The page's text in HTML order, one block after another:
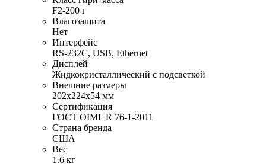
F2-200 г
Влагозащита
Нет
Интерфейс
RS-232C, USB, Ethernet
Дисплей
Жидкокристаллический с подсветкой
Внешние размеры
202х224х54 мм
Сертификация
ГОСТ OIML R 76-1-2011
Страна бренда
США
Вес
1.6 кг